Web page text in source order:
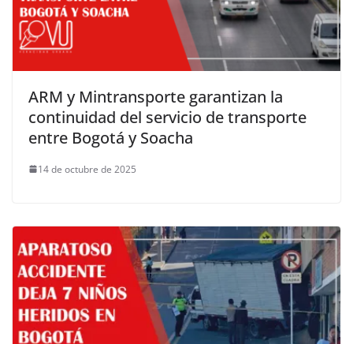
ARM y Mintransporte garantizan la
continuidad del servicio de transporte
entre Bogotá y Soacha
14 de octubre de 2025